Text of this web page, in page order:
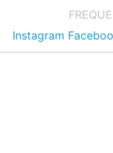
Instagram